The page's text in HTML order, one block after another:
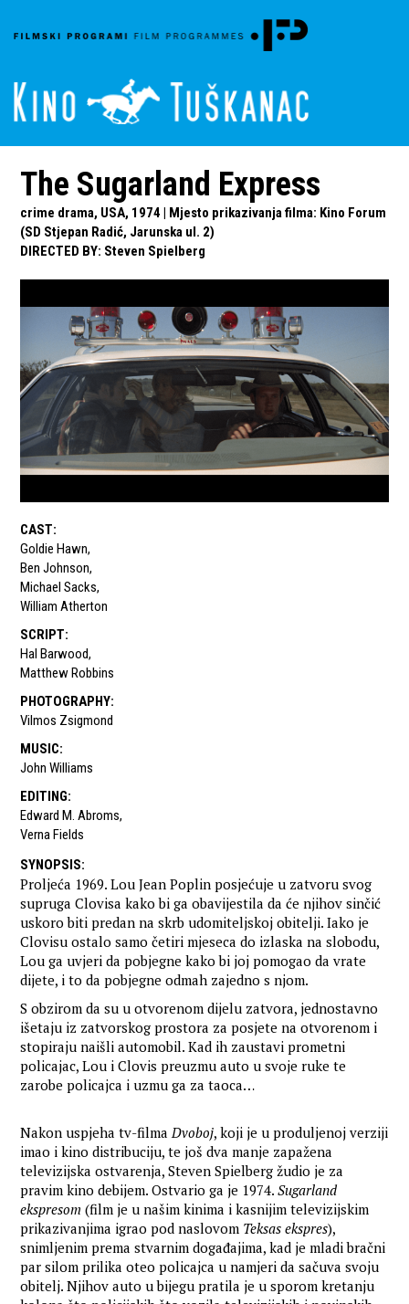
The Sugarland Express
crime drama, USA, 1974 | Mjesto prikazivanja filma: Kino Forum
(SD Stjepan Radić, Jarunska ul. 2)
DIRECTED BY: Steven Spielberg
CAST:
Goldie Hawn,
Ben Johnson,
Michael Sacks,
William Atherton
SCRIPT:
Hal Barwood,
Matthew Robbins
PHOTOGRAPHY:
Vilmos Zsigmond
MUSIC:
John Williams
EDITING:
Edward M. Abroms,
Verna Fields
SYNOPSIS:
Proljeća 1969. Lou Jean Poplin posjećuje u zatvoru svog
supruga Clovisa kako bi ga obavijestila da će njihov sinčić
uskoro biti predan na skrb udomiteljskoj obitelji. Iako je
Clovisu ostalo samo četiri mjeseca do izlaska na slobodu,
Lou ga uvjeri da pobjegne kako bi joj pomogao da vrate
dijete, i to da pobjegne odmah zajedno s njom.
S obzirom da su u otvorenom dijelu zatvora, jednostavno
išetaju iz zatvorskog prostora za posjete na otvorenom i
stopiraju naišli automobil. Kad ih zaustavi prometni
policajac, Lou i Clovis preuzmu auto u svoje ruke te
zarobe policajca i uzmu ga za taoca…
Nakon uspjeha tv-filmaDvoboj, koji je u produljenoj verziji
imao i kino distribuciju, te još dva manje zapažena
televizijska ostvarenja, Steven Spielberg žudio je za
pravim kino debijem. Ostvario ga je 1974.Sugarland
ekspresom (film je u našim kinima i kasnijim televizijskim
prikazivanjima igrao pod naslovom Teksas ekspres),
snimljenim prema stvarnim događajima, kad je mladi bračni
par silom prilika oteo policajca u namjeri da sačuva svoju
obitelj. Njihov auto u bijegu pratila je u sporom kretanju